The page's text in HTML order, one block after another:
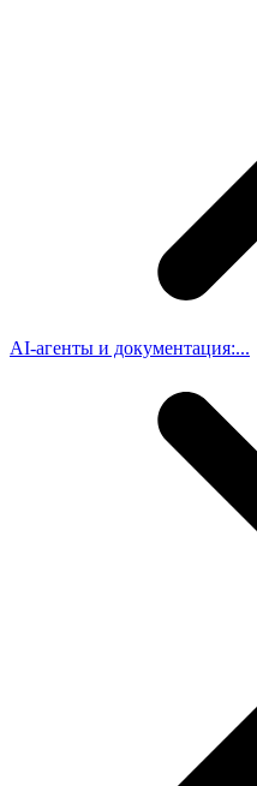
AI-агенты и документация:...